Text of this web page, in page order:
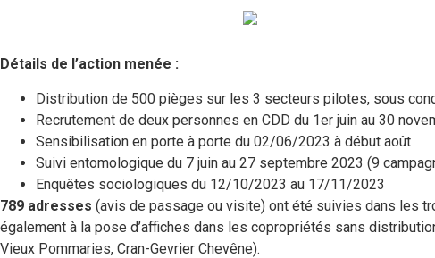
Détails de l’action menée :
Distribution de 500 pièges sur les 3 secteurs pilotes, sous
Recrutement de deux personnes en CDD du 1er juin au 30
Sensibilisation en porte à porte du 02/06/2023 à début août
Suivi entomologique du 7 juin au 27 septembre 2023 (9
Enquêtes sociologiques du 12/10/2023 au 17/11/2023
789 adresses (avis de passage ou visite) ont été suivies dans les
également à la pose d’affiches dans les copropriétés sans
Vieux Pommaries, Cran-Gevrier Chevêne).